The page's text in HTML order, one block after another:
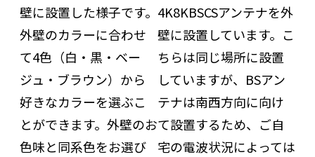
壁に設置した様子です。
外壁のカラーに合わせ
て4色（白・黒・ベー
ジュ・ブラウン）から
好きなカラーを選ぶこ
とができます。外壁のお
色味と同系色をお選び
4K8KBSCSアンテナを外
壁に設置しています。こ
ちらは同じ場所に設置
していますが、BSアン
テナは南西方向に向け
て設置するため、ご自
宅の電波状況によっては